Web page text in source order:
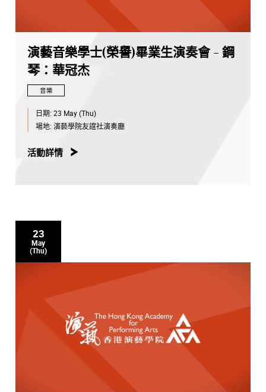
演藝音樂學士(榮譽)畢業生演奏會 - 鋼
琴：華冠杰
音樂
日期: 23 May (Thu)
場地: 演藝學院友誼社演奏廳
活動詳情
23
May
(Thu)